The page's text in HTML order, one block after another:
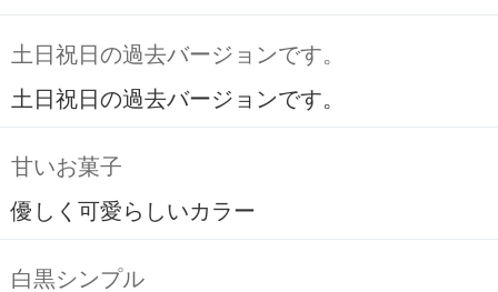
土日祝日の過去バージョンです。
土日祝日の過去バージョンです。
甘いお菓子
優しく可愛らしいカラー
白黒シンプル